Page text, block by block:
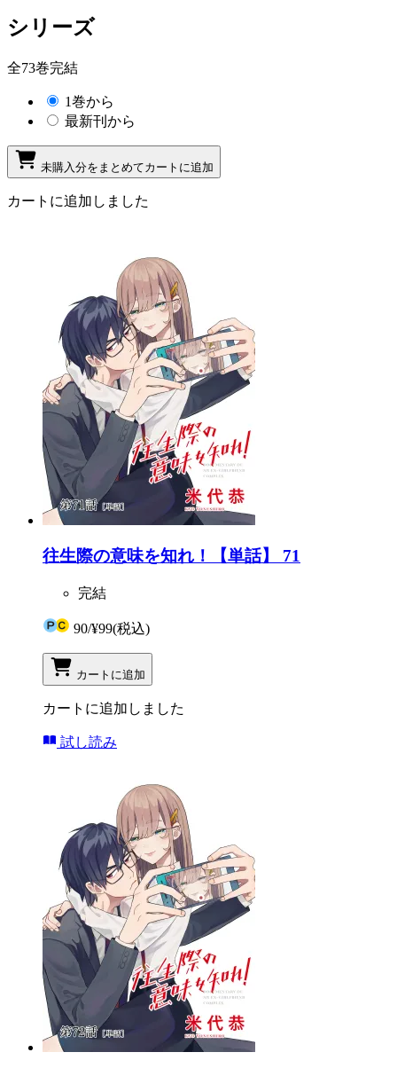
シリーズ
全73巻完結
1巻から
最新刊から
未購入分をまとめてカートに追加
カートに追加しました
往生際の意味を知れ！【単話】 71
完結
90/¥99(税込)
カートに追加
カートに追加しました
試し読み